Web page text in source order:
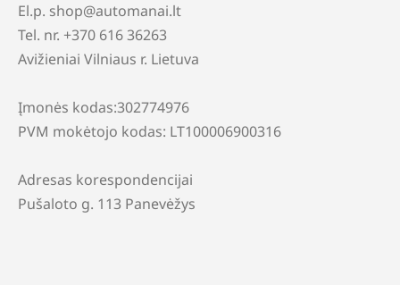
El.p. shop@automanai.lt
Tel. nr. +370 616 36263
Avižieniai Vilniaus r. Lietuva
Įmonės kodas:302774976
PVM mokėtojo kodas: LT100006900316
Adresas korespondencijai
Pušaloto g. 113 Panevėžys